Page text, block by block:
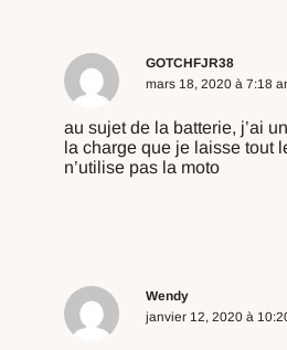
GOTCHFJR38
mars 18, 2020 à 7:18
au sujet de la batterie, j’ai
la charge que je laisse tout
n’utilise pas la moto
Wendy
janvier 12, 2020 à